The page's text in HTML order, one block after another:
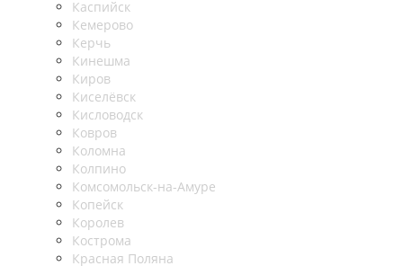
Каспийск
Кемерово
Керчь
Кинешма
Киров
Киселёвск
Кисловодск
Ковров
Коломна
Колпино
Комсомольск-на-Амуре
Копейск
Королев
Кострома
Красная Поляна